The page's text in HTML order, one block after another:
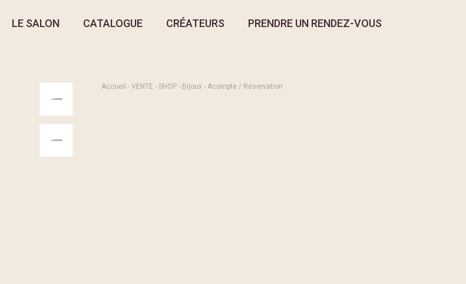
LE SALON CATALOGUE CRÉATEURS PRENDRE UN RENDEZ-VOUS
Accueil - VENTE - SHOP - Bijoux - Acompte / Réservation